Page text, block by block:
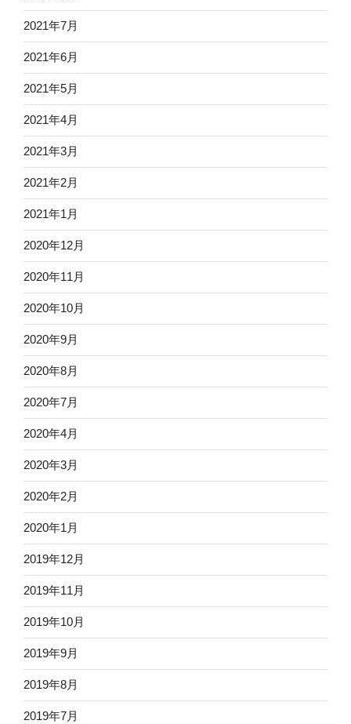
2021年7月
2021年6月
2021年5月
2021年4月
2021年3月
2021年2月
2021年1月
2020年12月
2020年11月
2020年10月
2020年9月
2020年8月
2020年7月
2020年4月
2020年3月
2020年2月
2020年1月
2019年12月
2019年11月
2019年10月
2019年9月
2019年8月
2019年7月